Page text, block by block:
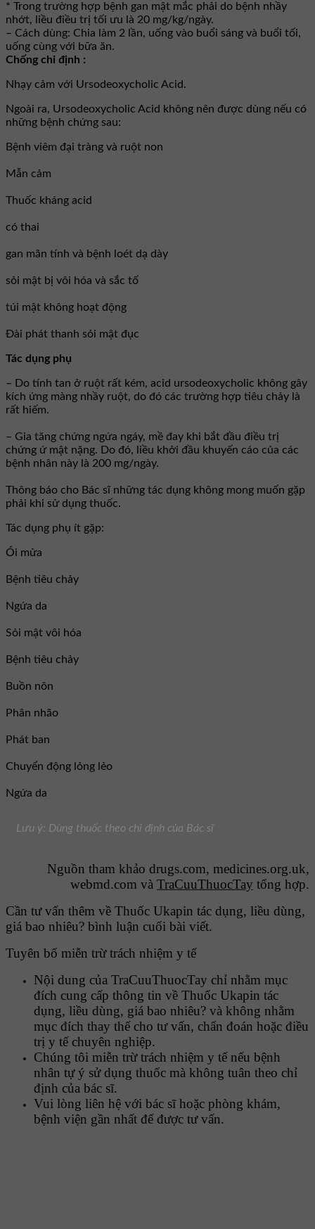
* Trong trường hợp bệnh gan mật mắc phải do bệnh nhầy
nhớt, liều điều trị tối ưu là 20 mg/kg/ngày.
– Cách dùng: Chia làm 2 lần, uống vào buổi sáng và buổi tối,
uống cùng với bữa ăn.
Chống chỉ định :
Nhạy cảm với Ursodeoxycholic Acid.
Ngoài ra, Ursodeoxycholic Acid không nên được dùng nếu có
những bệnh chứng sau:
Bệnh viêm đại tràng và ruột non
Mẫn cảm
Thuốc kháng acid
có thai
gan mãn tính và bệnh loét dạ dày
sỏi mật bị vôi hóa và sắc tố
túi mật không hoạt động
Đài phát thanh sỏi mật đục
Tác dụng phụ
– Do tính tan ở ruột rất kém, acid ursodeoxycholic không gây
kích ứng màng nhầy ruột, do đó các trường hợp tiêu chảy là
rất hiếm.
– Gia tăng chứng ngứa ngáy, mề đay khi bắt đầu điều trị
chứng ứ mật nặng. Do đó, liều khởi đầu khuyến cáo của các
bệnh nhân này là 200 mg/ngày.
Thông báo cho Bác sĩ những tác dụng không mong muốn gặp
phải khi sử dụng thuốc.
Tác dụng phụ ít gặp:
Ói mửa
Bệnh tiêu chảy
Ngứa da
Sỏi mật vôi hóa
Bệnh tiêu chảy
Buồn nôn
Phân nhão
Phát ban
Chuyển động lỏng lẻo
Ngứa da
Lưu ý: Dùng thuốc theo chỉ định của Bác sĩ
Nguồn tham khảo drugs.com, medicines.org.uk,
webmd.com và TraCuuThuocTay tổng hợp.
Cần tư vấn thêm về Thuốc Ukapin tác dụng, liều dùng,
giá bao nhiêu? bình luận cuối bài viết.
Tuyên bố miễn trừ trách nhiệm y tế
Nội dung của TraCuuThuocTay chỉ nhằm mục
đích cung cấp thông tin về Thuốc Ukapin tác
dụng, liều dùng, giá bao nhiêu? và không nhằm
mục đích thay thế cho tư vấn, chẩn đoán hoặc điều
trị y tế chuyên nghiệp.
Chúng tôi miễn trừ trách nhiệm y tế nếu bệnh
nhân tự ý sử dụng thuốc mà không tuân theo chỉ
định của bác sĩ.
Vui lòng liên hệ với bác sĩ hoặc phòng khám,
bệnh viện gần nhất để được tư vấn.